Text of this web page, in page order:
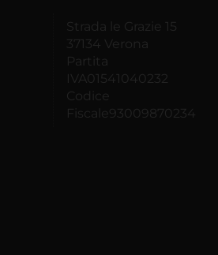
Strada le Grazie 15
37134 Verona
Partita
IVA01541040232
Codice
Fiscale93009870234